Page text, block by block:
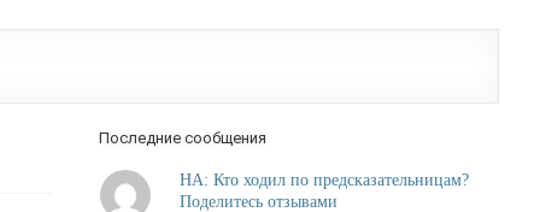
Последние сообщения
НА: Кто ходил по предсказательницам?
Поделитесь отзывами